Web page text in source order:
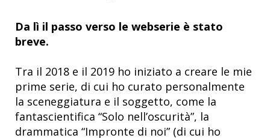
Da lì il passo verso le webserie è stato
breve.
Tra il 2018 e il 2019 ho iniziato a creare le mie
prime serie, di cui ho curato personalmente
la sceneggiatura e il soggetto, come la
fantascientifica “Solo nell’oscurità”, la
drammatica “Impronte di noi” (di cui ho